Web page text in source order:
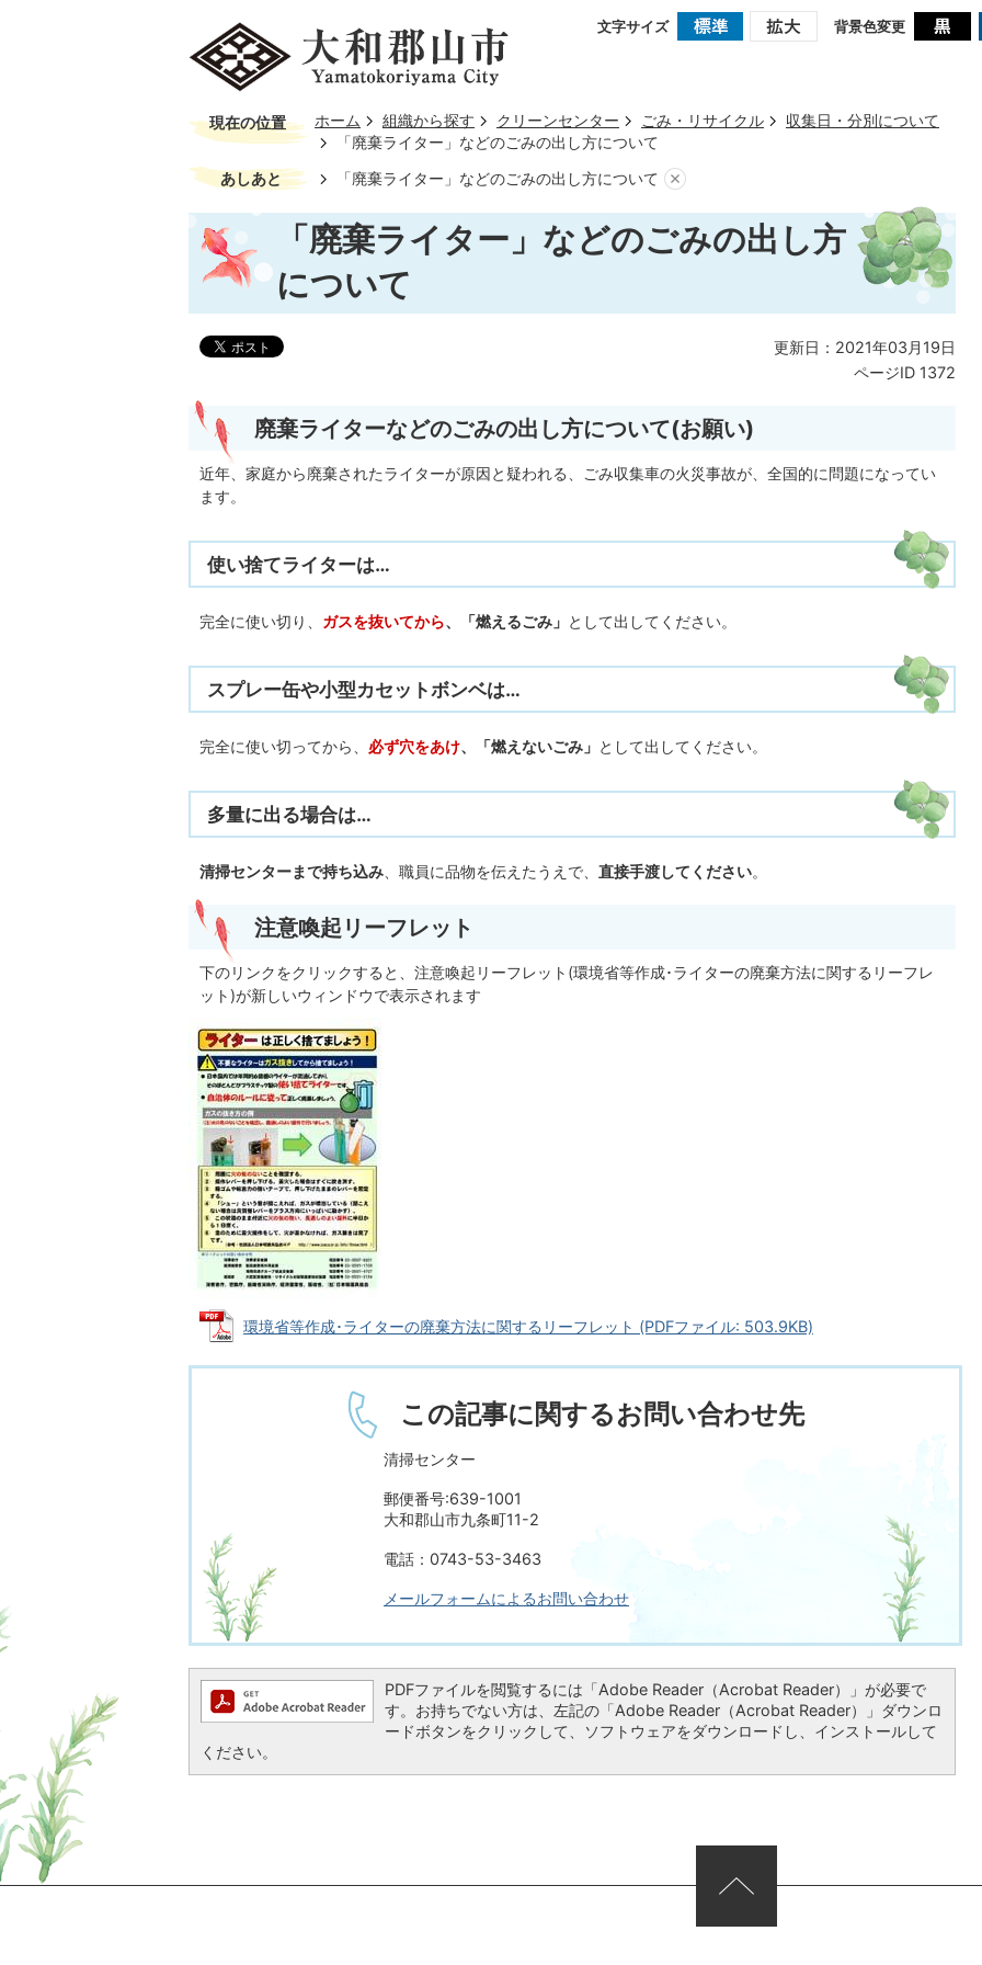
文字サイズ 背景色変更
現在の位置 ホーム 組織から探す クリーンセンター ごみ・リサイクル
収集日・分別について
「廃棄ライター」などのごみの出し方について
あしあと 「廃棄ライター」などのごみの出し方について
「廃棄ライター」などのごみの出し方
について
更新日：2021年03月19日
ページID 1372
廃棄ライターなどのごみの出し方について(お願い)
近年、家庭から廃棄されたライターが原因と疑われる、ごみ収集車の火災事故が、全国的に問題になってい
ます。
使い捨てライターは…
完全に使い切り、 ガスを抜いてから、「燃えるごみ」 として出してください。
スプレー缶や小型カセットボンベは…
完全に使い切ってから、 必ず穴をあけ、「燃えないごみ」 として出してください。
多量に出る場合は…
清掃センターまで持ち込み 、職員に品物を伝えたうえで、 直接手渡してください。
注意喚起リーフレット
下のリンクをクリックすると、注意喚起リーフレット(環境省等作成･ライターの廃棄方法に関するリーフレ
ット)が新しいウィンドウで表示されます
環境省等作成･ライターの廃棄方法に関するリーフレット (PDFファイル: 503.9KB)
この記事に関するお問い合わせ先
清掃センター
郵便番号:639-1001
大和郡山市九条町11-2
電話：0743-53-3463
メールフォームによるお問い合わせ
PDFファイルを閲覧するには「Adobe Reader（Acrobat Reader）」が必要で
す。お持ちでない方は、左記の「Adobe Reader（Acrobat Reader）」ダウンロ
ードボタンをクリックして、ソフトウェアをダウンロードし、インストールして
ください。